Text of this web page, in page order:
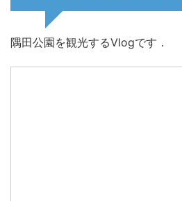
隅田公園を観光するVlogです．